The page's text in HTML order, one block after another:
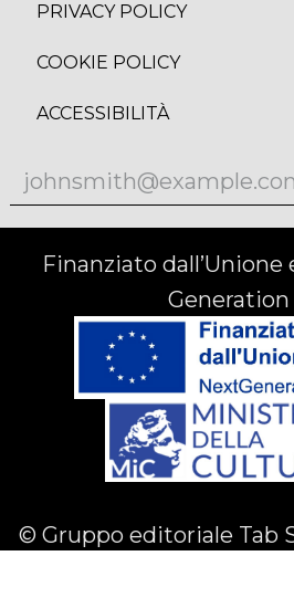
PRIVACY POLICY
COOKIE POLICY
ACCESSIBILITÀ
Finanziato dall’Unione
Generation
© Gruppo editoriale